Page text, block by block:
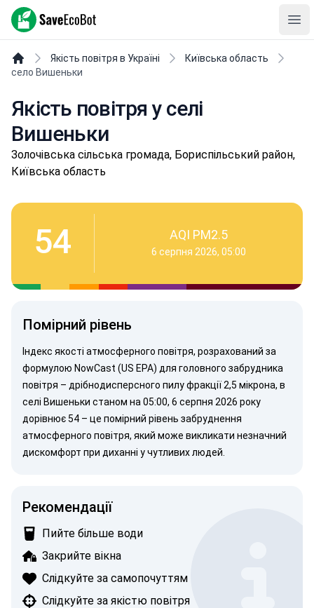
SaveEcoBot
Якість повітря в Україні
Київська область
село Вишеньки
Якість повітря у селі
Вишеньки
Зoлoчівськa сільська громада, Бориспільський район,
Київська область
54 AQI PM2.5
6 серпня 2026, 05:00
Помірний рівень
Індекс якості атмосферного повітря, розрахований за
формулою NowCast (US EPA) для головного забрудника
повітря – дрібнодисперсного пилуфракції 2,5 мікрона, в
селі Вишеньки станом на 05:00, 6 серпня 2026 року
дорівнює 54 – це помірний рівень забруднення
атмосферного повітря, який може викликати незначний
дискомфорт при диханні у чутливих людей.
Рекомендації
Пийте більше води
Закрийте вікна
Слідкуйте за самопочуттям
Слідкуйте за якістю повітря